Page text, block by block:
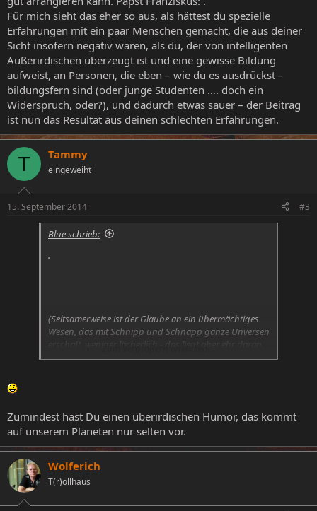
Für mich sieht das eher so aus, als hättest du spezielle
Erfahrungen mit ein paar Menschen gemacht, die aus deiner
Sicht insofern negativ waren, als du, der von intelligenten
Außerirdischen überzeugt ist und eine gewisse Bildung
aufweist, an Personen, die eben – wie du es ausdrückst –
bildungsfern sind (oder junge Studenten …. doch ein
Widerspruch, oder?), und dadurch etwas sauer – der Beitrag
ist nun das Resultat aus deinen schlechten Erfahrungen.
T Tammy
eingeweiht
15. September 2014 #3
Blue schrieb:
.
(Seltsamerweise ist der Glaube an ein übermächtiges
Wesen, das mit Schnipp und Schnapp ganze Unversen
erschaft, weniger lächerlich - das liegt aber ehr daran,
dass man dann keine Fragen mehr stellen muss, denn
Zumindest hast Du einen überirdischen Humor, das kommt
auf unserem Planeten nur selten vor.
Wolferich
T(r)ollhaus